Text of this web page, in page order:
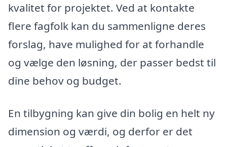
kvalitet for projektet. Ved at kontakte
flere fagfolk kan du sammenligne deres
forslag, have mulighed for at forhandle
og vælge den løsning, der passer bedst til
dine behov og budget.
En tilbygning kan give din bolig en helt ny
dimension og værdi, og derfor er det